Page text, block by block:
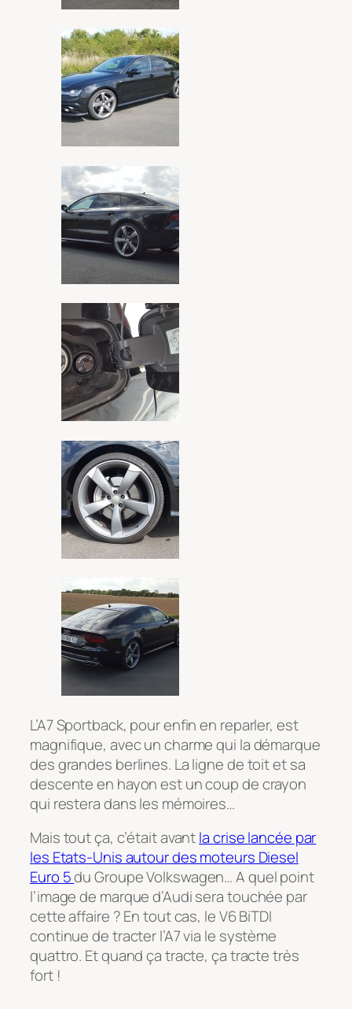
L’A7 Sportback, pour enfin en reparler, est
magnifique, avec un charme qui la démarque
des grandes berlines. La ligne de toit et sa
descente en hayon est un coup de crayon
qui restera dans les mémoires…
Mais tout ça, c’était avantla crise lancée par
les Etats-Unis autour des moteurs Diesel
Euro 5du Groupe Volkswagen… A quel point
l’image de marque d’Audi sera touchée par
cette affaire ? En tout cas, le V6 BiTDI
continue de tracter l’A7 via le système
quattro. Et quand ça tracte, ça tracte très
fort !